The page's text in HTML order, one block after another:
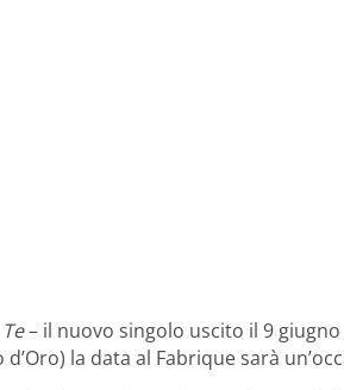
– il nuovo singolo uscito il 9 giugno
la data al Fabrique sarà